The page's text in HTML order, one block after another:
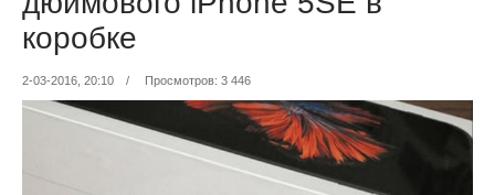
коробке
2-03-2016, 20:10 / Просмотров: 3 446